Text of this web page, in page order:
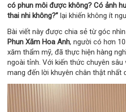
có phun môi được không? Có ảnh
thai nhi không?” lại khiến không ít
Bài viết này được chia sẻ từ góc
Phun Xăm Hoa Anh, người có hơn
xăm thẩm mỹ, đã thực hiện hàng
ngoài tỉnh. Với kiến thức chuyên
mang đến lời khuyên chân thật nhất